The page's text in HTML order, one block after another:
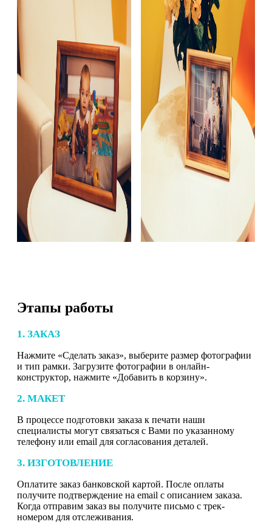
Этапы работы
1. ЗАКАЗ
Нажмите «Сделать заказ», выберите размер фотографии
и тип рамки. Загрузите фотографии в онлайн-
конструктор, нажмите «Добавить в корзину».
2. МАКЕТ
В процессе подготовки заказа к печати наши
специалисты могут связаться с Вами по указанному
телефону или email для согласования деталей.
3. ИЗГОТОВЛЕНИЕ
Оплатите заказ банковской картой. После оплаты
получите подтверждение на email с описанием заказа.
Когда отправим заказ вы получите письмо с трек-
номером для отслеживания.